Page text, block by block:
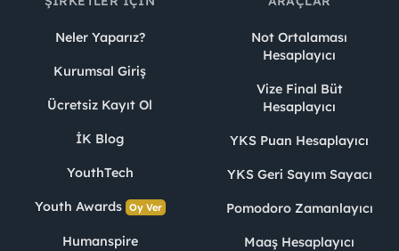
90 yıllık tecrübesi, yetkin insan kaynağı ve akıllı
teknoloji kullanımı
ile fark yaratan Şişecam, ana
dünyanın ilk üç üreticisi
arasında yer alma hedefine doğru, 23 bini aşkın
çalışanıyla birlikte emin adımlarla ilerliyor.
CareForNextstratejisiyle, Birleşmiş Milletler
gezegeni koruma, toplumu güçlendirme ve yaşamı
dönüştürmeperspektiflerinden cam ve kimyasallar
Neler Yaparız?
Kurumsal Giriş
Ücretsiz Kayıt Ol
İK Blog
YouthTech
Youth Awards Oy Ver
Humanspire
Not Ortalaması
Hesaplayıcı
Vize Final Büt
Hesaplayıcı
YKS Puan Hesaplayıcı
YKS Geri Sayım Sayacı
Pomodoro Zamanlayıcı
Maaş Hesaplayıcı